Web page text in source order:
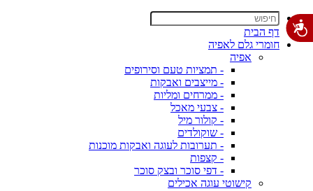
דף הבית
חומרי גלם לאפיה
אפיה
- תמציות טעם וסירופים
- מייצבים ואבקות
- ממרחים ומליות
- צבעי מאכל
- קולור מיל
- שוקולדים
- תערובות לעוגה ואבקות מוכנות
- קצפות
- דפי סוכר ובצק סוכר
קישוטי עוגה אכילים